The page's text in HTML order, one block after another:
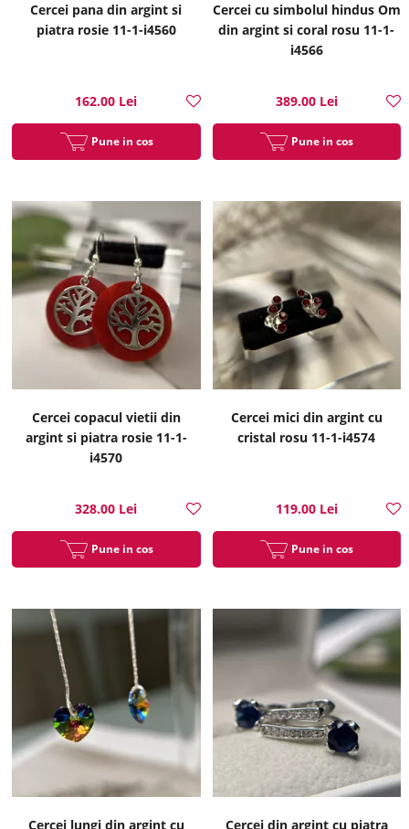
Cercei pana din argint si
piatra rosie 11-1-i4560
162.00 Lei
Pune in cos
Cercei cu simbolul hindus Om
din argint si coral rosu 11-1-
i4566
389.00 Lei
Pune in cos
Cercei copacul vietii din
argint si piatra rosie 11-1-
i4570
328.00 Lei
Pune in cos
Cercei mici din argint cu
cristal rosu 11-1-i4574
119.00 Lei
Pune in cos
Cercei lungi din argint cu Cercei din argint cu piatra